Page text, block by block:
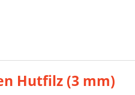
Hutfilz (3 mm)